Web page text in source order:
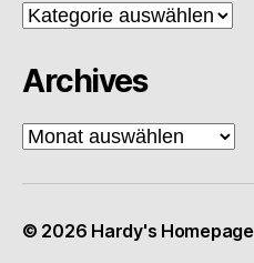
Kategorien
Archives
Archives
© 2026 Hardy's Homepage